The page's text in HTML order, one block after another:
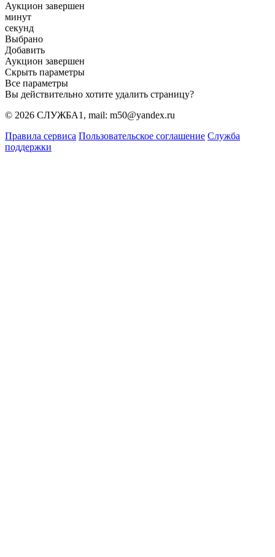
Аукцион завершен
минут
секунд
Выбрано
Добавить
Аукцион завершен
Скрыть параметры
Все параметры
Вы действительно хотите удалить страницу?
© 2026 СЛУЖБА1, mail: m50@yandex.ru
Правила сервиса Пользовательское соглашение Служба
поддержки